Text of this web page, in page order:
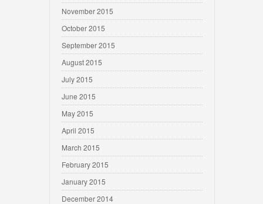
November 2015
October 2015
September 2015
August 2015
July 2015
June 2015
May 2015
April 2015
March 2015
February 2015
January 2015
December 2014